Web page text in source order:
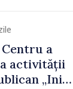
28 de
de
a
activității
„Inima